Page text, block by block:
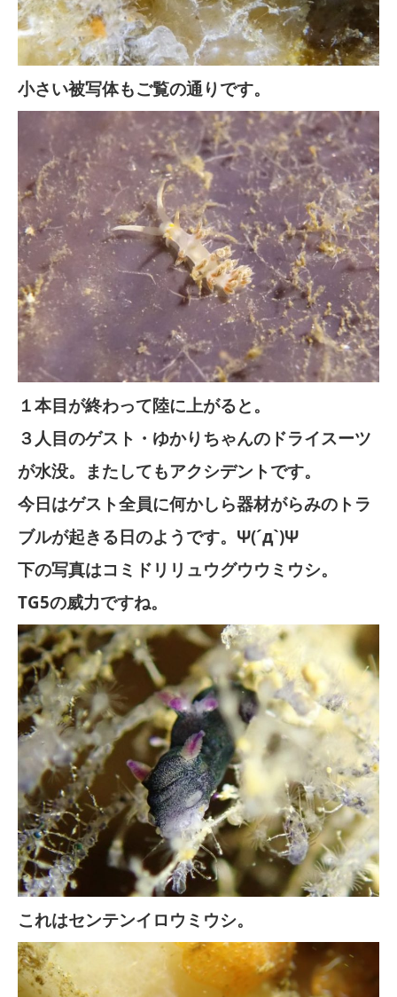
小さい被写体もご覧の通りです。
１本目が終わって陸に上がると。
３人目のゲスト・ゆかりちゃんのドライスーツ
が水没。またしてもアクシデントです。
今日はゲスト全員に何かしら器材がらみのトラ
ブルが起きる日のようです。Ψ(´д`)Ψ
下の写真はコミドリリュウグウウミウシ。
TG5の威力ですね。
これはセンテンイロウミウシ。